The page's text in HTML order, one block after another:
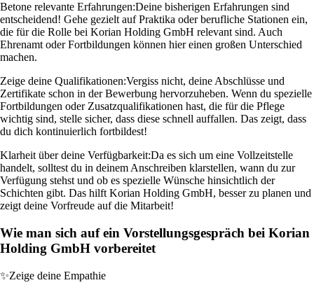
Betone relevante Erfahrungen:Deine bisherigen Erfahrungen sind
entscheidend! Gehe gezielt auf Praktika oder berufliche Stationen ein,
die für die Rolle bei Korian Holding GmbH relevant sind. Auch
Ehrenamt oder Fortbildungen können hier einen großen Unterschied
machen.
Zeige deine Qualifikationen:Vergiss nicht, deine Abschlüsse und
Zertifikate schon in der Bewerbung hervorzuheben. Wenn du spezielle
Fortbildungen oder Zusatzqualifikationen hast, die für die Pflege
wichtig sind, stelle sicher, dass diese schnell auffallen. Das zeigt, dass
du dich kontinuierlich fortbildest!
Klarheit über deine Verfügbarkeit:Da es sich um eine Vollzeitstelle
handelt, solltest du in deinem Anschreiben klarstellen, wann du zur
Verfügung stehst und ob es spezielle Wünsche hinsichtlich der
Schichten gibt. Das hilft Korian Holding GmbH, besser zu planen und
zeigt deine Vorfreude auf die Mitarbeit!
Wie man sich auf ein Vorstellungsgespräch bei Korian
Holding GmbH vorbereitet
✨Zeige deine Empathie